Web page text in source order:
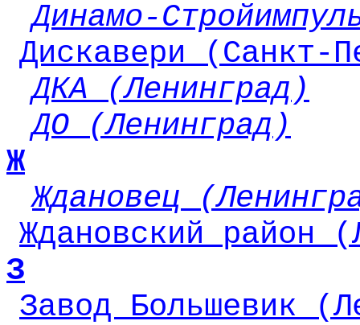
Динамо-
Дискавери (Санкт-
ДКА (Ленинград)
ДО (Ленинград)
Ж
Ждановец
Ждановский район
З
Завод Большевик